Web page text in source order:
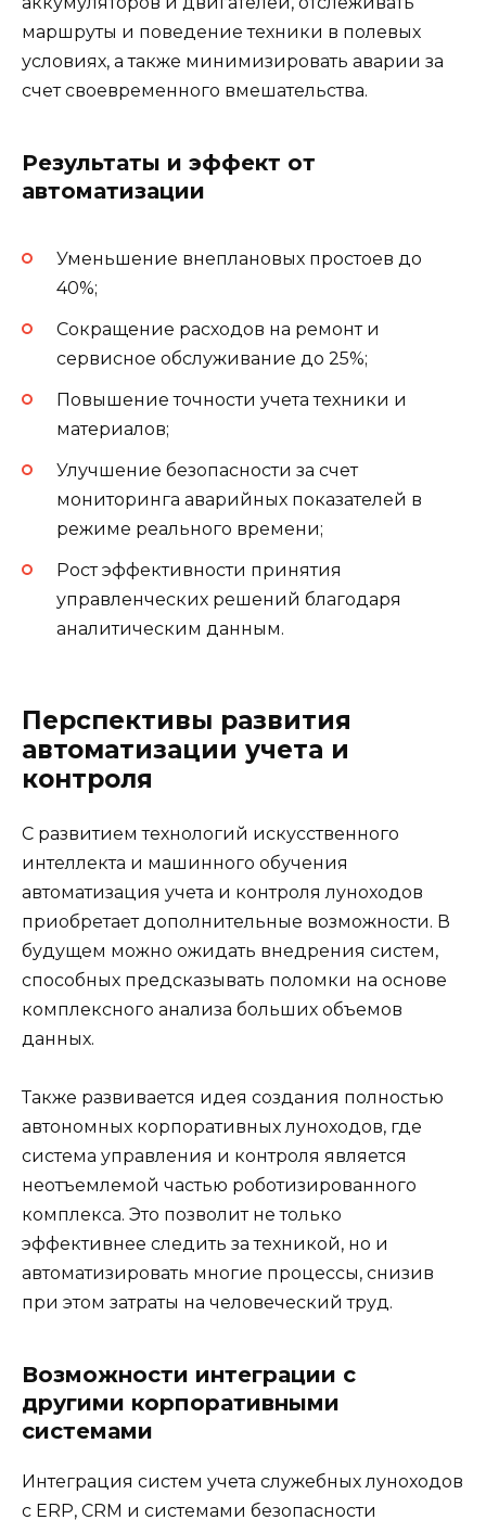
маршруты и поведение техники в полевых
условиях, а также минимизировать аварии за
счет своевременного вмешательства.
Результаты и эффект от
автоматизации
Уменьшение внеплановых простоев до
40%;
Сокращение расходов на ремонт и
сервисное обслуживание до 25%;
Повышение точности учета техники и
материалов;
Улучшение безопасности за счет
мониторинга аварийных показателей в
режиме реального времени;
Рост эффективности принятия
управленческих решений благодаря
аналитическим данным.
Перспективы развития
автоматизации учета и
контроля
С развитием технологий искусственного
интеллекта и машинного обучения
автоматизация учета и контроля луноходов
приобретает дополнительные возможности. В
будущем можно ожидать внедрения систем,
способных предсказывать поломки на основе
комплексного анализа больших объемов
данных.
Также развивается идея создания полностью
автономных корпоративных луноходов, где
система управления и контроля является
неотъемлемой частью роботизированного
комплекса. Это позволит не только
эффективнее следить за техникой, но и
автоматизировать многие процессы, снизив
при этом затраты на человеческий труд.
Возможности интеграции с
другими корпоративными
системами
Интеграция систем учета служебных луноходов
с ERP, CRM и системами безопасности